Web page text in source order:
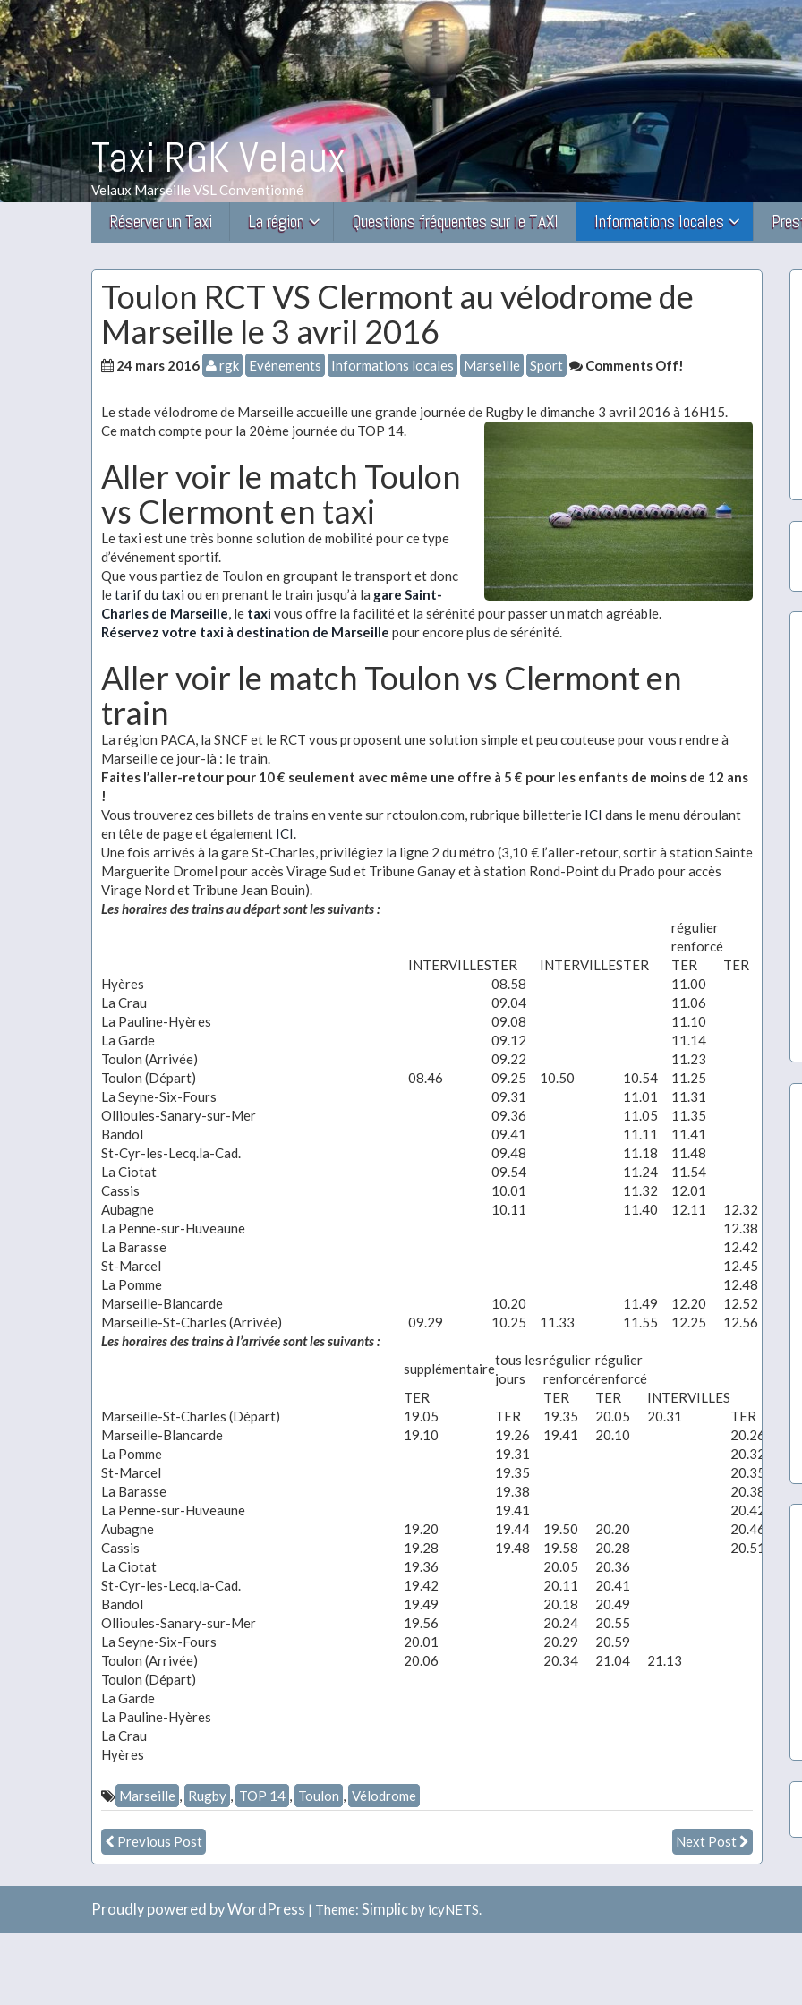
Taxi RGK Velaux
Velaux Marseille VSL Conventionné
Réserver un Taxi La région Questions fréquentes sur le TAXI Informations locales
Toulon RCT VS Clermont au vélodrome de
Marseille le 3 avril 2016
24 mars 2016 rgk Evénements Informations locales Marseille Sport Comments Off!
Le stade vélodrome de Marseille accueille une grande journée de Rugby le dimanche 3 avril 2016 à 16H15.
Ce match compte pour la 20ème journée du TOP 14.
Aller voir le match Toulon
vs Clermont en taxi
Le taxi est une très bonne solution de mobilité pour ce type
d’événement sportif.
Que vous partiez de Toulon en groupant le transport et donc
letarif du taxi ou en prenant le train jusqu’à la gare Saint-
Charles de Marseille, le taxivous offre la facilité et la sérénité pour passer un match agréable.
Réservez votre taxi à destination de Marseille pour encore plus de sérénité.
Aller voir le match Toulon vs Clermont en
train
La région PACA, la SNCF et le RCT vous proposent une solution simple et peu couteuse pour vous rendre à
Marseille ce jour-là : le train.
Faites l’aller-retour pour 10 € seulement avec même une offre à 5 € pour les enfants de moins de 12 ans
!
Vous trouverez ces billets de trains en vente sur rctoulon.com, rubrique billetterie ICI dans le menu déroulant
en tête de page et également ICI.
Une fois arrivés à la gare St-Charles, privilégiez la ligne 2 du métro (3,10 € l’aller-retour, sortir à station Sainte
Marguerite Dromel pour accès Virage Sud et Tribune Ganay et à station Rond-Point du Prado pour accès
Virage Nord et Tribune Jean Bouin).
Les horaires des trains au départ sont les suivants :
régulier
renforcé
INTERVILLESTER INTERVILLESTER TER TER
Hyères
08.58 11.00
La Crau
09.04 11.06
La Pauline-Hyères
09.08 11.10
La Garde
09.12 11.14
Toulon (Arrivée)
09.22 11.23
Toulon (Départ)
08.46 09.25 10.50 10.54 11.25
La Seyne-Six-Fours
09.31 11.01 11.31
Ollioules-Sanary-sur-Mer
09.36 11.05 11.35
Bandol
09.41 11.11 11.41
St-Cyr-les-Lecq.la-Cad.
09.48 11.18 11.48
La Ciotat
09.54 11.24 11.54
Cassis
10.01 11.32 12.01
Aubagne
10.11 11.40 12.11 12.32
La Penne-sur-Huveaune
12.38
La Barasse
12.42
St-Marcel
12.45
La Pomme
12.48
Marseille-Blancarde
10.20 11.49 12.20 12.52
Marseille-St-Charles (Arrivée)
09.29 10.25 11.33 11.55 12.25 12.56
Les horaires des trains à l’arrivée sont les suivants :
supplémentaire
tous les
jours
régulier
renforcé
régulier
renforcé
TER
TER TER INTERVILLES
Marseille-St-Charles (Départ)
19.05 TER 19.35 20.05 20.31 TER
Marseille-Blancarde
19.10 19.26 19.41 20.10 20.26
La Pomme
19.31
20.32
St-Marcel
19.35
20.35
La Barasse
19.38
20.38
La Penne-sur-Huveaune
19.41
20.42
Aubagne
19.20 19.44 19.50 20.20 20.46
Cassis
19.28 19.48 19.58 20.28 20.51
La Ciotat
19.36 20.05 20.36
St-Cyr-les-Lecq.la-Cad.
19.42 20.11 20.41
Bandol
19.49 20.18 20.49
Ollioules-Sanary-sur-Mer
19.56 20.24 20.55
La Seyne-Six-Fours
20.01 20.29 20.59
Toulon (Arrivée)
20.06 20.34 21.04 21.13
Toulon (Départ)
La Garde
La Pauline-Hyères
La Crau
Hyères
Marseille , Rugby , TOP 14 , Toulon , Vélodrome
Previous Post Next Post
Proudly powered by WordPress | Theme: Simplicby icyNETS.